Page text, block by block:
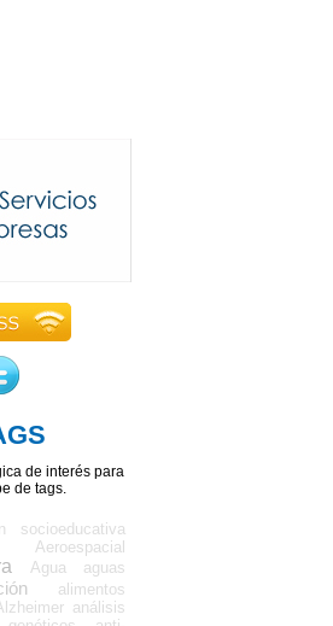
de interés para
de tags.
socioeducativa
Aeroespacial
Agua
aguas
alimentos
análisis